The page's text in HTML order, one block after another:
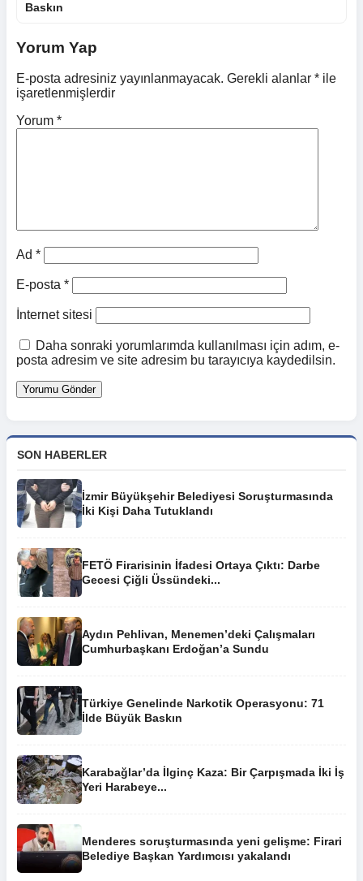
Baskın
Yorum Yap
E-posta adresiniz yayınlanmayacak. Gerekli alanlar * ile
işaretlenmişlerdir
Yorum *
Ad *
E-posta *
İnternet sitesi
Daha sonraki yorumlarımda kullanılması için adım, e-
posta adresim ve site adresim bu tarayıcıya kaydedilsin.
SON HABERLER
İzmir Büyükşehir Belediyesi Soruşturmasında
İki Kişi Daha Tutuklandı
FETÖ Firarisinin İfadesi Ortaya Çıktı: Darbe
Gecesi Çiğli Üssündeki...
Aydın Pehlivan, Menemen’deki Çalışmaları
Cumhurbaşkanı Erdoğan’a Sundu
Türkiye Genelinde Narkotik Operasyonu: 71
İlde Büyük Baskın
Karabağlar’da İlginç Kaza: Bir Çarpışmada İki İş
Yeri Harabeye...
Menderes soruşturmasında yeni gelişme: Firari
Belediye Başkan Yardımcısı yakalandı